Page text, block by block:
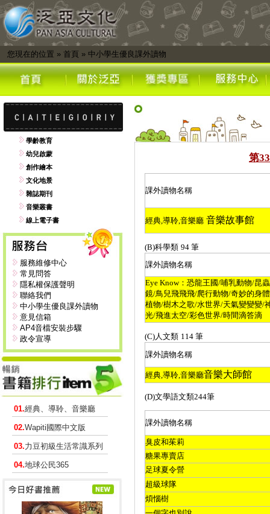
您現在的位置 » 首頁 » 中小學生優良課外讀物
學齡教育
幼兒啟蒙
創作繪本
文化地景
雜誌期刊
音樂叢書
線上電子書
服務維修中心
常見問答
隱私權保護聲明
聯絡我們
中小學生優良課外讀物
意見信箱
AP4音檔安裝步驟
政令宣導
01.經典、導聆、音樂廳
02.Wapiti國際中文版
03.力豆初級生活常識系列
04.地球公民365
第33
課外讀物名稱
經典,導聆,音樂廳 音樂故事館
(B)科學類 94 筆
課外讀物名稱
Eye Know：恐龍王國/哺乳動物/昆
鏡/鳥兒飛飛飛/爬行動物/奇妙的身體
植物/樹木之歌/水世界/天氣變變變/
光/飛進太空/彩色世界/時間滴答滴
(C)人文類 114 筆
課外讀物名稱
經典,導聆,音樂廳音樂大師館
(D)文學語文類244筆
課外讀物名稱
臭皮和茱莉
糖果專賣店
足球夏令營
超級球隊
煩惱樹